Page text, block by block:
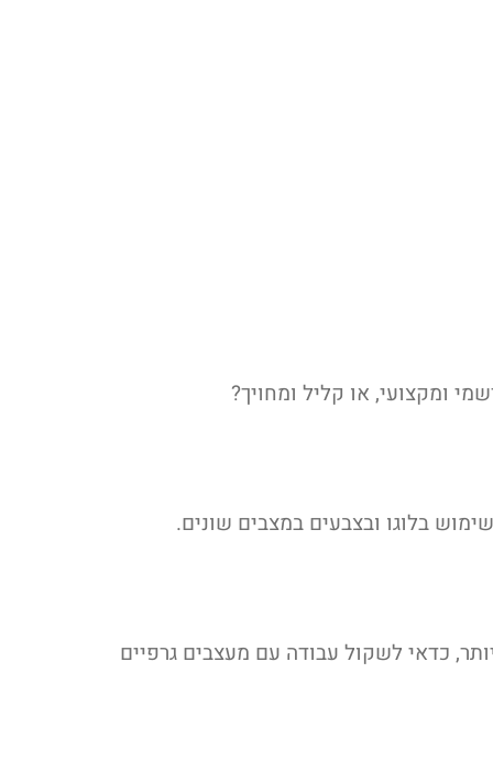
ומקצועי, או קליל ומחויך?
בלוגו ובצבעים במצבים שונים.
כדאי לשקול עבודה עם מעצבים גרפיים